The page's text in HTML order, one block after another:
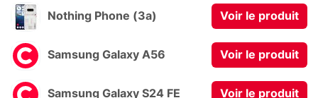
Nothing Phone (3a) Voir le produit
Samsung Galaxy A56 Voir le produit
Samsung Galaxy S24 FE Voir le produit